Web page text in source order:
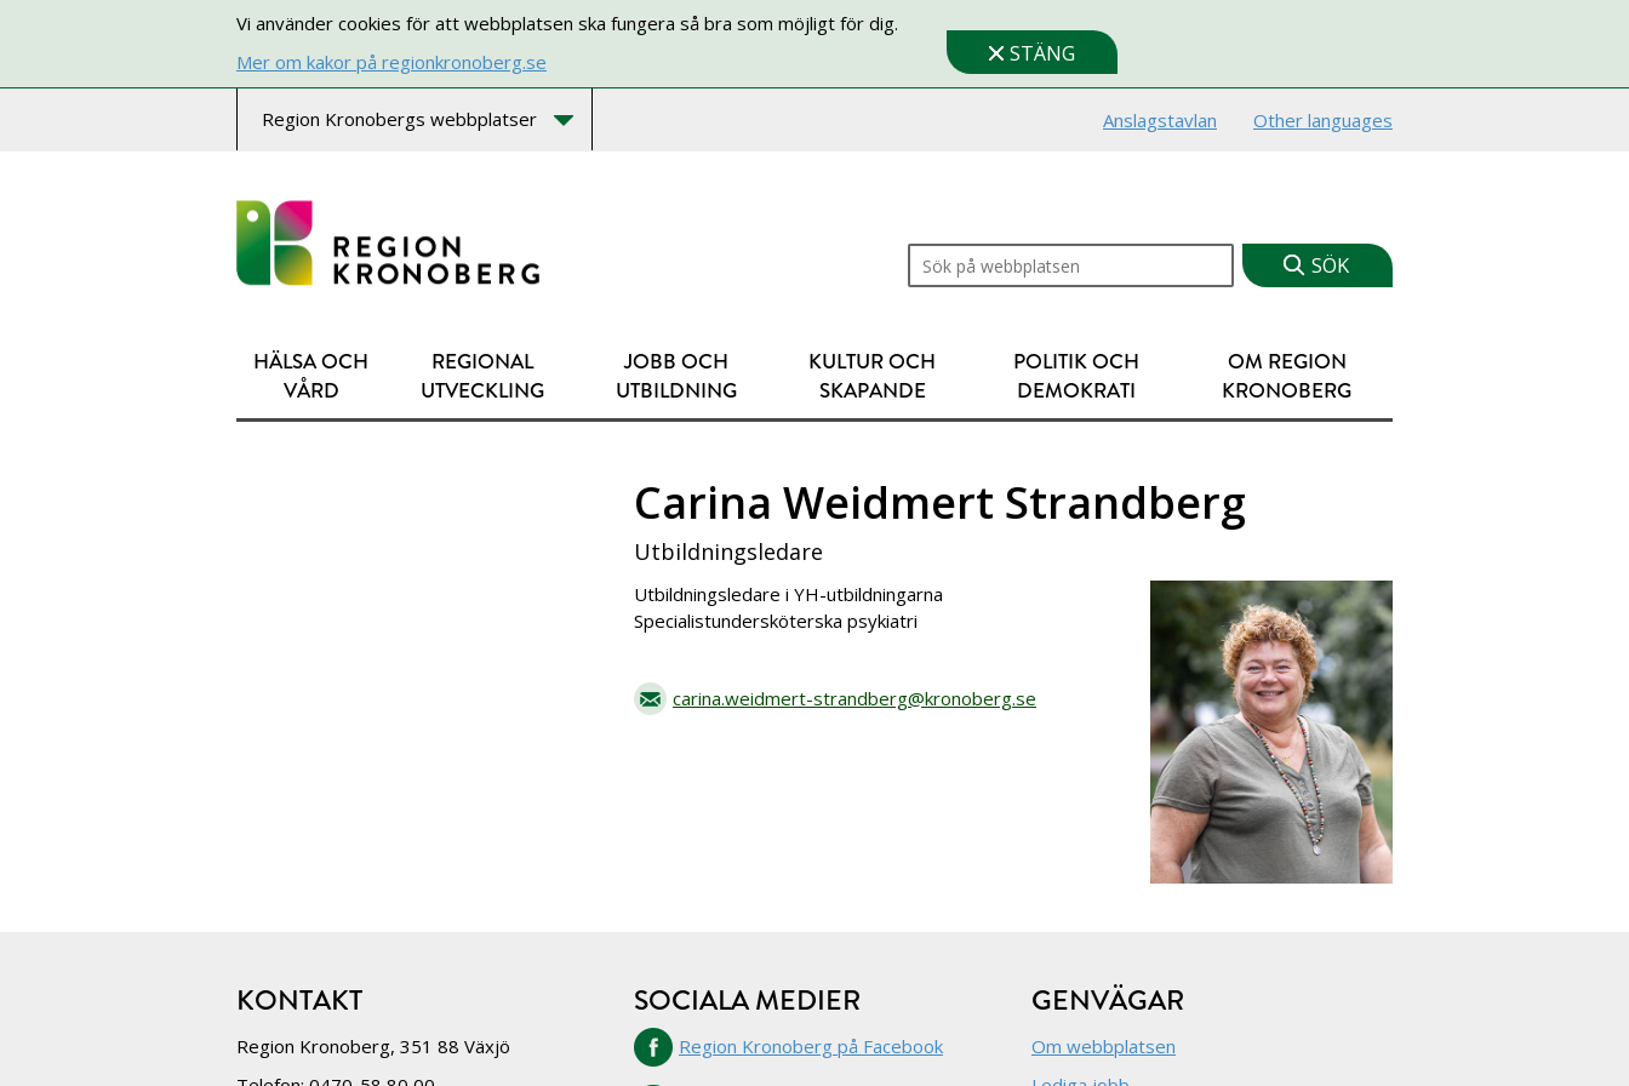
Vi använder cookies för att webbplatsen ska fungera så bra som möjligt för dig.
Mer om kakor på regionkronoberg.se
STÄNG
Region Kronobergs webbplatser Anslagstavlan Other languages
Sök på webbplatsen
HÄLSA OCH
VÅRD
REGIONAL
UTVECKLING
JOBB OCH
UTBILDNING
KULTUR OCH
SKAPANDE
POLITIK OCH
DEMOKRATI
OM REGION
KRONOBERG
Carina Weidmert Strandberg
Utbildningsledare
Utbildningsledare i YH-utbildningarna
Specialistundersköterska psykiatri
carina.weidmert-strandberg@kronoberg.se
KONTAKT
Region Kronoberg, 351 88 Växjö
SOCIALA MEDIER
Region Kronoberg på Facebook
GENVÄGAR
Om webbplatsen